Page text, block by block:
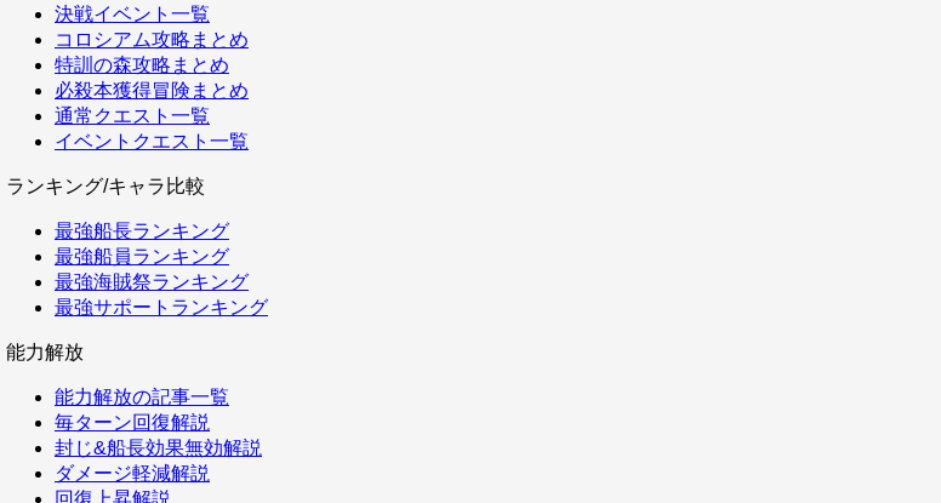
決戦イベント一覧
コロシアム攻略まとめ
特訓の森攻略まとめ
必殺本獲得冒険まとめ
通常クエスト一覧
イベントクエスト一覧
ランキング/キャラ比較
最強船長ランキング
最強船員ランキング
最強海賊祭ランキング
最強サポートランキング
能力解放
能力解放の記事一覧
毎ターン回復解説
封じ&船長効果無効解説
ダメージ軽減解説
回復上昇解説